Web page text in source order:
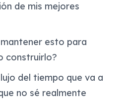
de mis mejores
esto para
construirlo?
del tiempo que va a
no sé realmente